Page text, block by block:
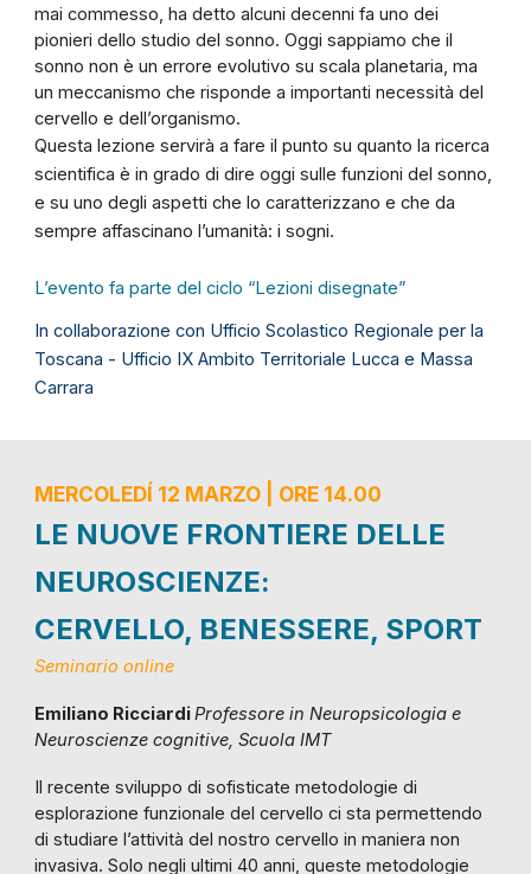
mai commesso, ha detto alcuni decenni fa uno dei
pionieri dello studio del sonno. Oggi sappiamo che il
sonno non è un errore evolutivo su scala planetaria, ma
un meccanismo che risponde a importanti necessità del
cervello e dell’organismo.
Questa lezione servirà a fare il punto su quanto la ricerca
scientifica è in grado di dire oggi sulle funzioni del sonno,
e su uno degli aspetti che lo caratterizzano e che da
sempre affascinano l’umanità: i sogni.
L’evento fa parte del ciclo “Lezioni disegnate”
In collaborazione con Ufficio Scolastico Regionale per la
Toscana - Ufficio IX Ambito Territoriale Lucca e Massa
Carrara
MERCOLEDÍ 12 MARZO | ORE 14.00
LE NUOVE FRONTIERE DELLE
NEUROSCIENZE:
CERVELLO, BENESSERE, SPORT
Seminario online
Emiliano RicciardiProfessore in Neuropsicologia e
Neuroscienze cognitive, Scuola IMT
Il recente sviluppo di sofisticate metodologie di
esplorazione funzionale del cervello ci sta permettendo
di studiare l’attività del nostro cervello in maniera non
invasiva. Solo negli ultimi 40 anni, queste metodologie